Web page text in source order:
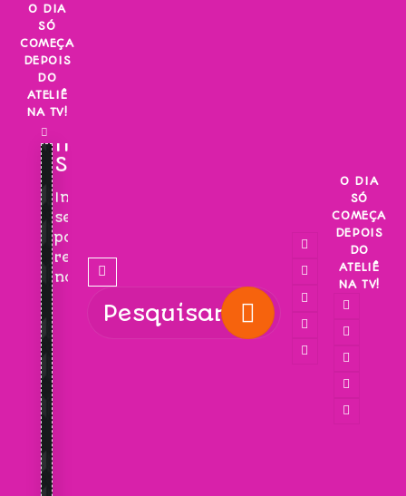
Skip
content
O DIA
SÓ
COMEÇA
DEPOIS
DO
ATELIÊ
NA TV!
INSCREVA-
SE!
Inscreva-
se
para
receber
novidades!
O DIA
SÓ
COMEÇA
DEPOIS
DO
ATELIÊ
NA TV!